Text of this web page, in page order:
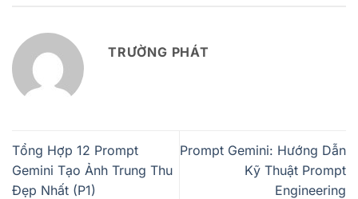
TRƯỜNG PHÁT
Tổng Hợp 12 Prompt
Gemini Tạo Ảnh Trung Thu
Đẹp Nhất (P1)
Prompt Gemini: Hướng Dẫn
Kỹ Thuật Prompt
Engineering